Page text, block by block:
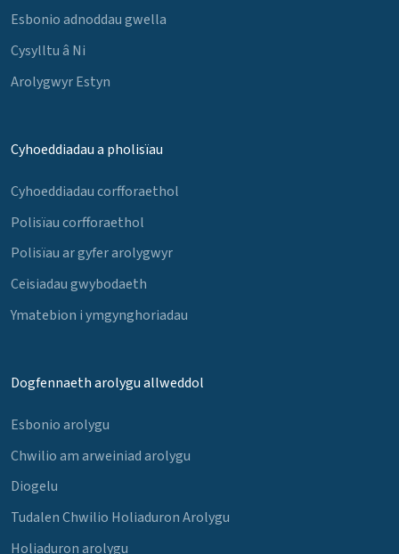
Esbonio adnoddau gwella
Cysylltu â Ni
Arolygwyr Estyn
Cyhoeddiadau a pholisïau
Cyhoeddiadau corfforaethol
Polisïau corfforaethol
Polisïau ar gyfer arolygwyr
Ceisiadau gwybodaeth
Ymatebion i ymgynghoriadau
Dogfennaeth arolygu allweddol
Esbonio arolygu
Chwilio am arweiniad arolygu
Diogelu
Tudalen Chwilio Holiaduron Arolygu
Holiaduron arolygu